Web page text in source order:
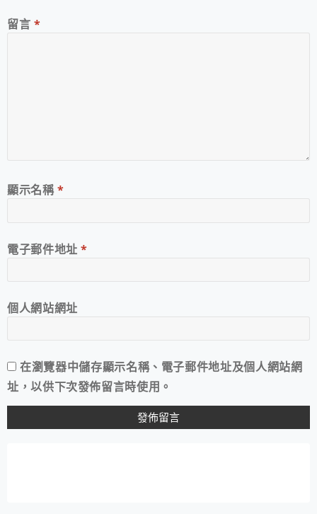
留言 *
顯示名稱*
電子郵件地址*
個人網站網址
在瀏覽器中儲存顯示名稱、電子郵件地址及個人網站網
址，以供下次發佈留言時使用。